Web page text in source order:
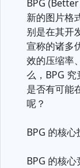
BPG
新的图片格
别是在其开
宣称的诸多
效的压缩率
么，BPG
是否有可能
呢？
BPG 的核心
BPG 的核